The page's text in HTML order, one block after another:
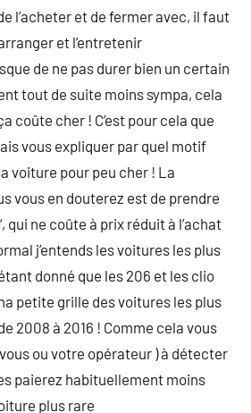
l’acheter et de fermer avec, il faut
et l’entretenir
de ne pas durer bien un certain
tout de suite moins sympa, cela
coûte cher ! C’est pour cela que
vous expliquer par quel motif
voiture pour peu cher ! La
vous en douterez est de prendre
qui ne coûte à prix réduit à l’achat
j’entends les voitures les plus
donné que les 206 et les clio
petite grille des voitures les plus
2008 à 2016 ! Comme cela vous
vous ou votre opérateur ) à détecter
paierez habituellement moins
plus rare